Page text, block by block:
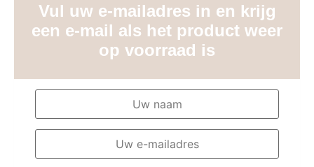
Vul uw e-mailadres in en krijg
een e-mail als het product weer
op voorraad is